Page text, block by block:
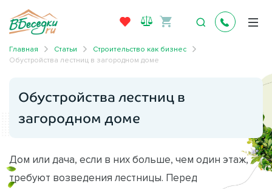
Главная Статьи
Строительство как бизнес
Обустройства лестниц в загородном доме
Обустройства лестниц в
загородном доме
Дом или дача, если в них больше, чем один этаж,
требуют возведения лестницы. Перед